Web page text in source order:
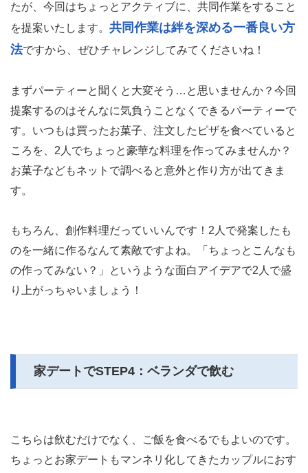
たが、今回はちょっとアクティブに、共同作業をすること
を提案いたします。 共同作業は絆を深める一番良い方
法ですから、ぜひチャレンジしてみてくださいね！
まずパーティーと聞くと大変そう…と思いませんか？今回
提案するのはそんなに気負うことなくできるパーティーで
す。いつもは買ったお菓子、注文したピザを食べていると
ころを、2人でちょっと豪華な料理を作ってみませんか？
お菓子などもネットで調べると意外と作り方が出てきま
す。
もちろん、創作料理だっていいんです！2人で発案したも
のを一緒に作るなんて素敵ですよね。「ちょっとこんなも
の作ってみない？」というような面白アイデアで2人で盛
り上がっちゃいましょう！
家デートでSTEP4：ベランダで飲む
こちらは飲むだけでなく、ご飯を食べるでもよいのです。
ちょっとお家デートもマンネリ化してきたカップルにおす